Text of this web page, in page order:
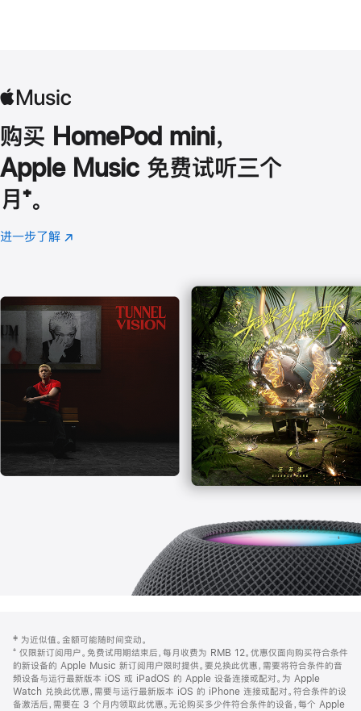
购买 HomePod mini，
Apple Music 免费试听三个
月 脚
注
⁺。
进一步了解 Apple
(在
口
中
打
开)
页
页
脚
注
‡ 为近似值。金额可能随时间变动。
⁺ 仅限新订阅用户。免费试用期结束后，每月收费为 RMB 12。优惠仅面向购买符合条件
的新设备的 Apple Music 新订阅用户限时提供。要兑换此优惠，需要将符合条件的音
频设备与运行最新版本 iOS 或 iPadOS 的 Apple 设备连接或配对。为 Apple
Watch 兑换此优惠，需要与运行最新版本 iOS 的 iPhone 连接或配对。符合条件的设
备激活后，需要在 3 个月内领取此优惠。无论购买多少件符合条件的设备，每个 Apple